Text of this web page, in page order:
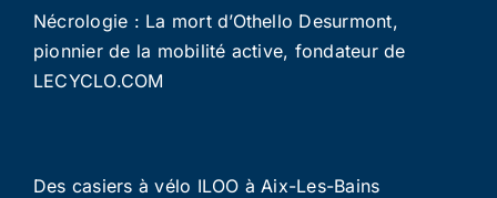
Nécrologie : La mort d’Othello Desurmont,
pionnier de la mobilité active, fondateur de
LECYCLO.COM
Des casiers à vélo ILOO à Aix-Les-Bains